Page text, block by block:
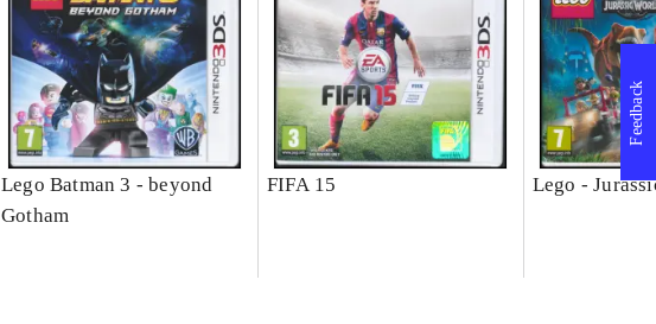
Lego Batman 3 - beyond
Gotham
FIFA 15 Lego -
Feedback